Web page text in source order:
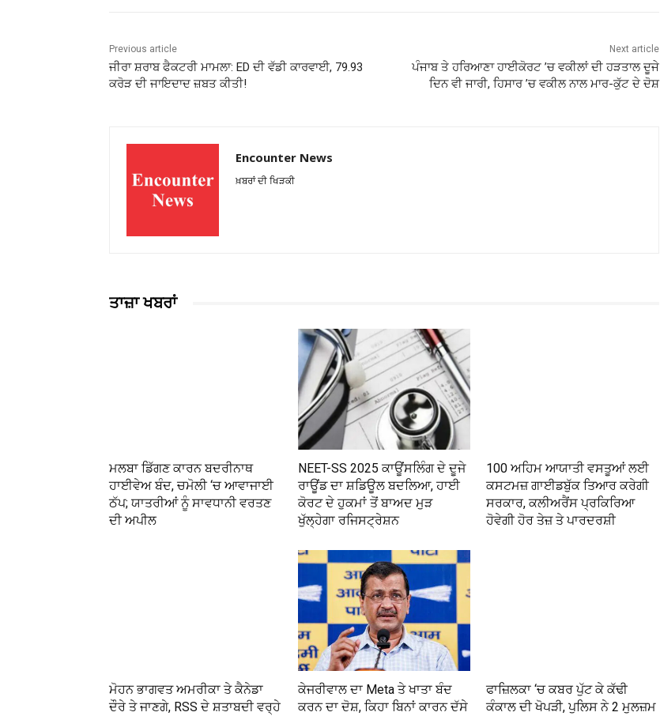
Previous article
ਜੀਰਾ ਸ਼ਰਾਬ ਫੈਕਟਰੀ ਮਾਮਲਾ: ED ਦੀ ਵੱਡੀ ਕਾਰਵਾਈ, 79.93
ਕਰੋੜ ਦੀ ਜਾਇਦਾਦ ਜ਼ਬਤ ਕੀਤੀ!
Next article
ਪੰਜਾਬ ਤੇ ਹਰਿਆਣਾ ਹਾਈਕੋਰਟ ’ਚ ਵਕੀਲਾਂ ਦੀ ਹੜਤਾਲ ਦੂਜੇ
ਦਿਨ ਵੀ ਜਾਰੀ, ਹਿਸਾਰ ’ਚ ਵਕੀਲ ਨਾਲ ਮਾਰ-ਕੁੱਟ ਦੇ ਦੋਸ਼
Encounter News
ਖ਼ਬਰਾਂ ਦੀ ਖਿੜਕੀ
ਤਾਜ਼ਾ ਖਬਰਾਂ
ਮਲਬਾ ਡਿੱਗਣ ਕਾਰਨ ਬਦਰੀਨਾਥ
ਹਾਈਵੇਅ ਬੰਦ, ਚਮੋਲੀ ‘ਚ ਆਵਾਜਾਈ
ਠੱਪ; ਯਾਤਰੀਆਂ ਨੂੰ ਸਾਵਧਾਨੀ ਵਰਤਣ
ਦੀ ਅਪੀਲ
NEET-SS 2025 ਕਾਊਂਸਲਿੰਗ ਦੇ ਦੂਜੇ
ਰਾਊਂਡ ਦਾ ਸ਼ਡਿਊਲ ਬਦਲਿਆ, ਹਾਈ
ਕੋਰਟ ਦੇ ਹੁਕਮਾਂ ਤੋਂ ਬਾਅਦ ਮੁੜ
ਖੁੱਲ੍ਹੇਗਾ ਰਜਿਸਟ੍ਰੇਸ਼ਨ
100 ਅਹਿਮ ਆਯਾਤੀ ਵਸਤੂਆਂ ਲਈ
ਕਸਟਮਜ਼ ਗਾਈਡਬੁੱਕ ਤਿਆਰ ਕਰੇਗੀ
ਸਰਕਾਰ, ਕਲੀਅਰੈਂਸ ਪ੍ਰਕਿਰਿਆ
ਹੋਵੇਗੀ ਹੋਰ ਤੇਜ਼ ਤੇ ਪਾਰਦਰਸ਼ੀ
ਮੋਹਨ ਭਾਗਵਤ ਅਮਰੀਕਾ ਤੇ ਕੈਨੇਡਾ
ਦੌਰੇ ਤੇ ਜਾਣਗੇ, RSS ਦੇ ਸ਼ਤਾਬਦੀ ਵਰ੍ਹੇ
ਕੇਜਰੀਵਾਲ ਦਾ Meta ਤੇ ਖਾਤਾ ਬੰਦ
ਕਰਨ ਦਾ ਦੋਸ਼, ਕਿਹਾ ਬਿਨਾਂ ਕਾਰਨ ਦੱਸੇ
ਫਾਜ਼ਿਲਕਾ ‘ਚ ਕਬਰ ਪੁੱਟ ਕੇ ਕੱਢੀ
ਕੰਕਾਲ ਦੀ ਖੋਪੜੀ, ਪੁਲਿਸ ਨੇ 2 ਮੁਲਜ਼ਮ